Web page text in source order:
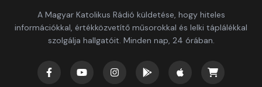
A Magyar Katolikus Rádió küldetése, hogy hiteles
információkkal, értékközvetítő műsorokkal és lelki táplálékkal
szolgálja hallgatóit. Minden nap, 24 órában.